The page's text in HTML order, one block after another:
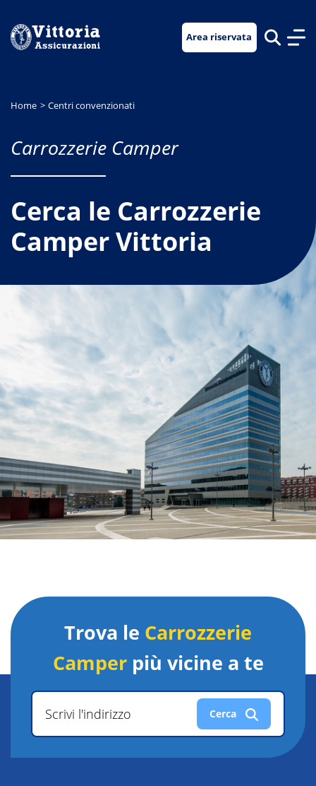
menu
contenuto
footer
Area riservata
Home Centri convenzionati
Carrozzerie Camper
Cerca le Carrozzerie
Camper Vittoria
Trova le Carrozzerie
Camperpiù vicine a te
Scrivi l'indirizzo Cerca